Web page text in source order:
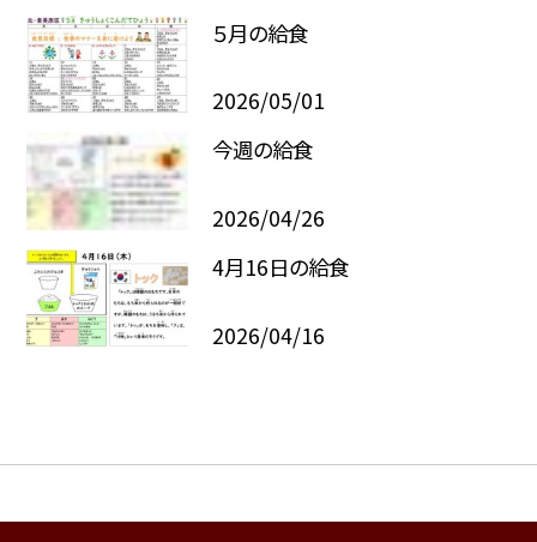
５月の給食
2026/05/01
今週の給食
2026/04/26
4月16日の給食
2026/04/16